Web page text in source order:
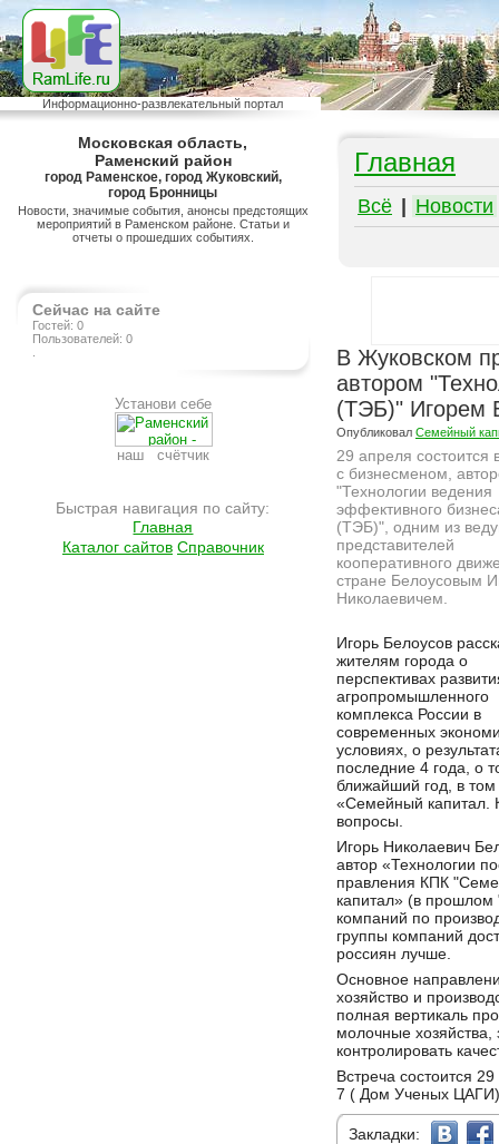
Информационно-развлекательный портал
Московская область,
Раменский район
город Раменское, город Жуковский,
город Бронницы
Новости, значимые события, анонсы предстоящих
мероприятий в Раменском районе. Статьи и
отчеты о прошедших событиях.
Сейчас на сайте
Гостей: 0
Пользователей: 0
Установи себе
наш счётчик
Быстрая навигация по сайту:
Главная
Каталог сайтов Справочник
Главная
Всё Новости
В Жуковском
автором
(ТЭБ)" Игорем
Опубликовал Семейный
29 апреля состоится
с бизнесменом,
"Технологии ведения
эффективного
(ТЭБ)", одним из
представителей
кооперативного
стране Белоусовым
Николаевичем.
Игорь Белоусов
жителям города о
перспективах
агропромышленного
комплекса России в
современных
условиях, о
последние 4 года, о
ближайший год, в том
«Семейный капитал.
вопросы.
Игорь Николаевич
автор «Технологии
правления КПК
капитал» (в прошлом
компаний по
группы компаний
россиян лучше.
Основное
хозяйство и
полная вертикаль
молочные хозяйства,
контролировать
Встреча состоится
7 ( Дом Ученых
Закладки: